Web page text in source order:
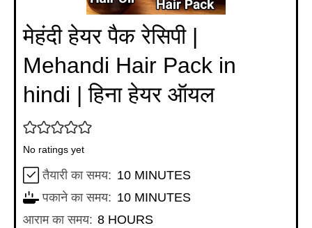
मेहंदी हेयर पैक रेसिपी |
Mehandi Hair Pack in
hindi | हिना हेयर ऑयल
No ratings yet
तैयारी का समय: 10MINUTES
MINUTES
पकाने का समय: 10MINUTES
MINUTES
आराम का समय: 8HOURS
HOURS